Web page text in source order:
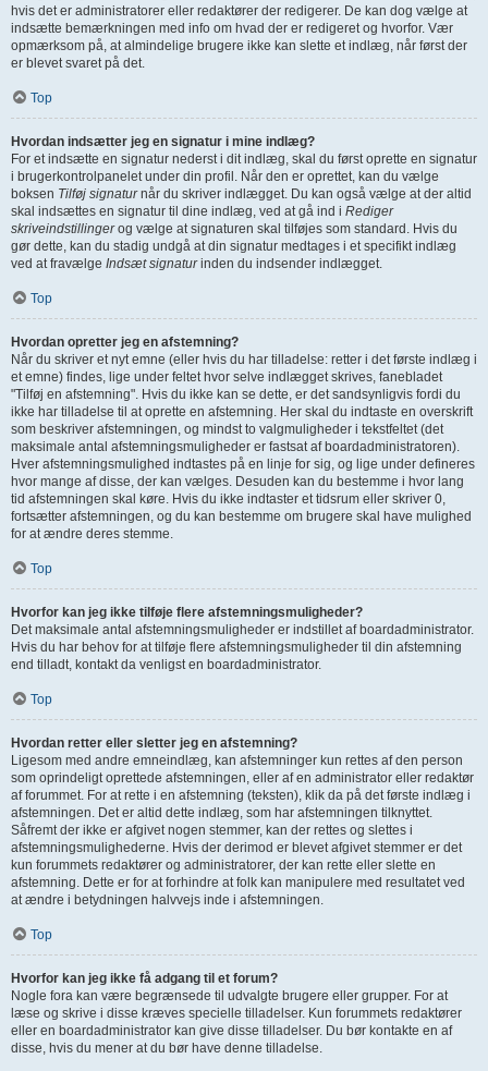
hvis det er administratorer eller redaktører der redigerer. De kan dog vælge at
indsætte bemærkningen med info om hvad der er redigeret og hvorfor. Vær
opmærksom på, at almindelige brugere ikke kan slette et indlæg, når først der
er blevet svaret på det.
Top
Hvordan indsætter jeg en signatur i mine indlæg?
For et indsætte en signatur nederst i dit indlæg, skal du først oprette en signatur
i brugerkontrolpanelet under din profil. Når den er oprettet, kan du vælge
boksen Tilføj signaturnår du skriver indlægget. Du kan også vælge at der altid
skal indsættes en signatur til dine indlæg, ved at gå ind i Rediger
skriveindstillingerog vælge at signaturen skal tilføjes som standard. Hvis du
gør dette, kan du stadig undgå at din signatur medtages i et specifikt indlæg
ved at fravælge Indsæt signaturinden du indsender indlægget.
Top
Hvordan opretter jeg en afstemning?
Når du skriver et nyt emne (eller hvis du har tilladelse: retter i det første indlæg i
et emne) findes, lige under feltet hvor selve indlægget skrives, fanebladet
"Tilføj en afstemning". Hvis du ikke kan se dette, er det sandsynligvis fordi du
ikke har tilladelse til at oprette en afstemning. Her skal du indtaste en overskrift
som beskriver afstemningen, og mindst to valgmuligheder i tekstfeltet (det
maksimale antal afstemningsmuligheder er fastsat af boardadministratoren).
Hver afstemningsmulighed indtastes på en linje for sig, og lige under defineres
hvor mange af disse, der kan vælges. Desuden kan du bestemme i hvor lang
tid afstemningen skal køre. Hvis du ikke indtaster et tidsrum eller skriver 0,
fortsætter afstemningen, og du kan bestemme om brugere skal have mulighed
for at ændre deres stemme.
Top
Hvorfor kan jeg ikke tilføje flere afstemningsmuligheder?
Det maksimale antal afstemningsmuligheder er indstillet af boardadministrator.
Hvis du har behov for at tilføje flere afstemningsmuligheder til din afstemning
end tilladt, kontakt da venligst en boardadministrator.
Top
Hvordan retter eller sletter jeg en afstemning?
Ligesom med andre emneindlæg, kan afstemninger kun rettes af den person
som oprindeligt oprettede afstemningen, eller af en administrator eller redaktør
af forummet. For at rette i en afstemning (teksten), klik da på det første indlæg i
afstemningen. Det er altid dette indlæg, som har afstemningen tilknyttet.
Såfremt der ikke er afgivet nogen stemmer, kan der rettes og slettes i
afstemningsmulighederne. Hvis der derimod er blevet afgivet stemmer er det
kun forummets redaktører og administratorer, der kan rette eller slette en
afstemning. Dette er for at forhindre at folk kan manipulere med resultatet ved
at ændre i betydningen halvvejs inde i afstemningen.
Top
Hvorfor kan jeg ikke få adgang til et forum?
Nogle fora kan være begrænsede til udvalgte brugere eller grupper. For at
læse og skrive i disse kræves specielle tilladelser. Kun forummets redaktører
eller en boardadministrator kan give disse tilladelser. Du bør kontakte en af
disse, hvis du mener at du bør have denne tilladelse.